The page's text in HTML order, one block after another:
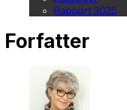
Rapport 2025
Forfatter